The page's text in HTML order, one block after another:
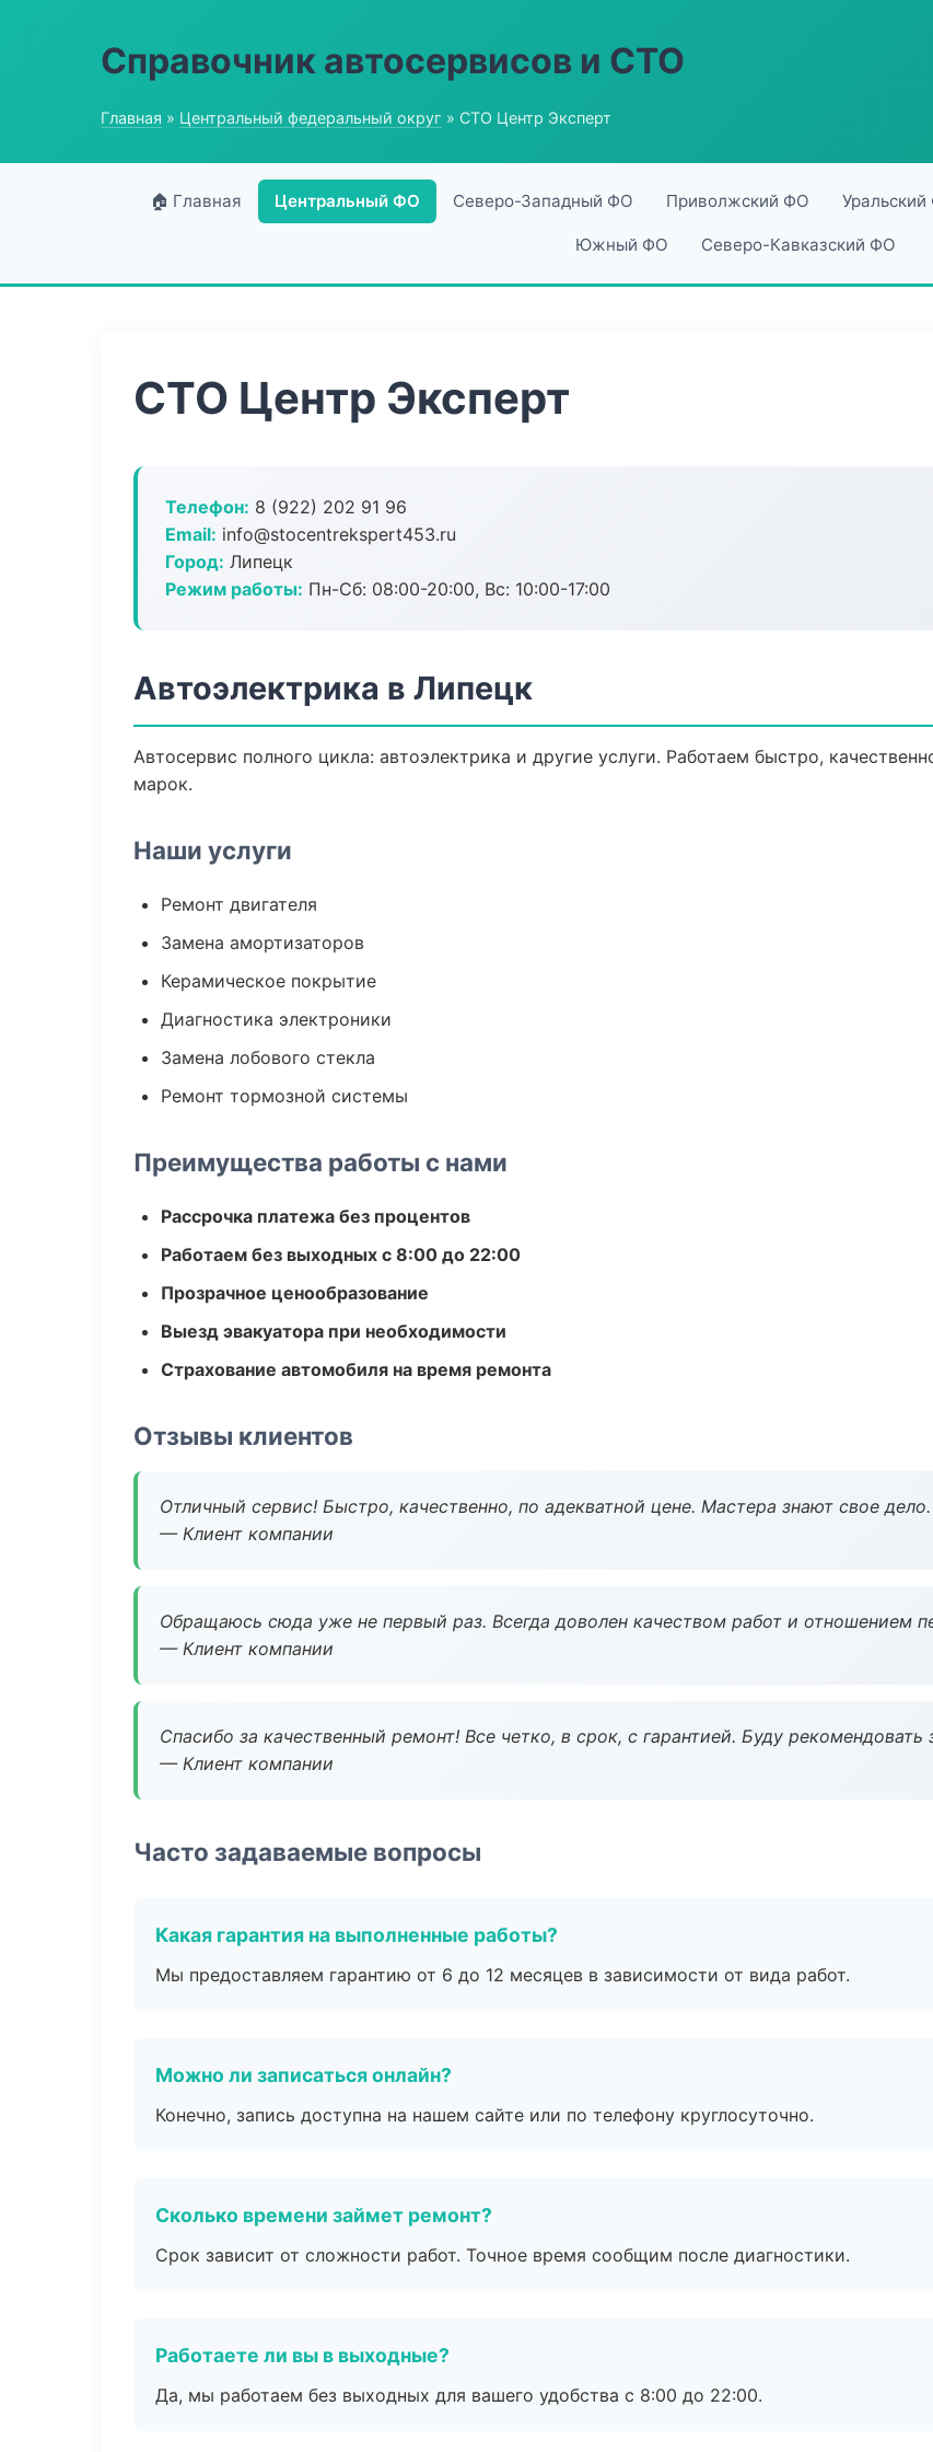
Справочник автосервисов и СТО
Главная » Центральный федеральный округ » СТО Центр Эксперт
🏠 Главная Центральный ФО Северо-Западный ФО Приволжский ФО
Южный ФО Северо-Кавказский ФО
СТО Центр Эксперт
Телефон: 8 (922) 202 91 96
Email: info@stocentrekspert453.ru
Город: Липецк
Режим работы: Пн-Сб: 08:00-20:00, Вс: 10:00-17:00
Автоэлектрика в Липецк
Автосервис полного цикла: автоэлектрика и другие услуги. Работаем быстро,
марок.
Наши услуги
Ремонт двигателя
Замена амортизаторов
Керамическое покрытие
Диагностика электроники
Замена лобового стекла
Ремонт тормозной системы
Преимущества работы с нами
Рассрочка платежа без процентов
Работаем без выходных с 8:00 до 22:00
Прозрачное ценообразование
Выезд эвакуатора при необходимости
Страхование автомобиля на время ремонта
Отзывы клиентов
Отличный сервис! Быстро, качественно, по адекватной цене. Мастера знают свое
— Клиент компании
Обращаюсь сюда уже не первый раз. Всегда доволен качеством работ и отношением
— Клиент компании
Спасибо за качественный ремонт! Все четко, в срок, с гарантией. Буду
— Клиент компании
Часто задаваемые вопросы
Какая гарантия на выполненные работы?
Мы предоставляем гарантию от 6 до 12 месяцев в зависимости от вида работ.
Можно ли записаться онлайн?
Конечно, запись доступна на нашем сайте или по телефону круглосуточно.
Сколько времени займет ремонт?
Срок зависит от сложности работ. Точное время сообщим после диагностики.
Работаете ли вы в выходные?
Да, мы работаем без выходных для вашего удобства с 8:00 до 22:00.